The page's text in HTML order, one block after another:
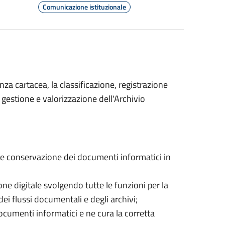
Comunicazione istituzionale
cartacea, la classificazione, registrazione
e valorizzazione dell'Archivio
conservazione dei documenti informatici in
digitale svolgendo tutte le funzioni per la
flussi documentali e degli archivi;
informatici e ne cura la corretta